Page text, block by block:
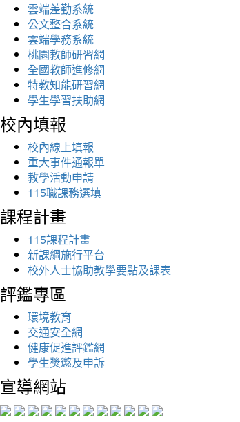
雲端差勤系統
公文整合系統
雲端學務系統
桃園教師研習網
全國教師進修網
特教知能研習網
學生學習扶助網
校內填報
校內線上填報
重大事件通報單
教學活動申請
115職課務選填
課程計畫
115課程計畫
新課綱施行平台
校外人士協助教學要點及課表
評鑑專區
環境教育
交通安全網
健康促進評鑑網
學生獎懲及申訴
宣導網站